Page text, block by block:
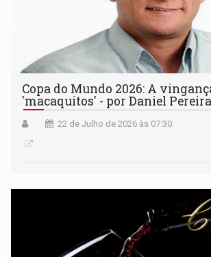
Copa do Mundo 2026: A
'macaquitos' - por Daniel Pereira
22 de Julho de 2026 às 07:30